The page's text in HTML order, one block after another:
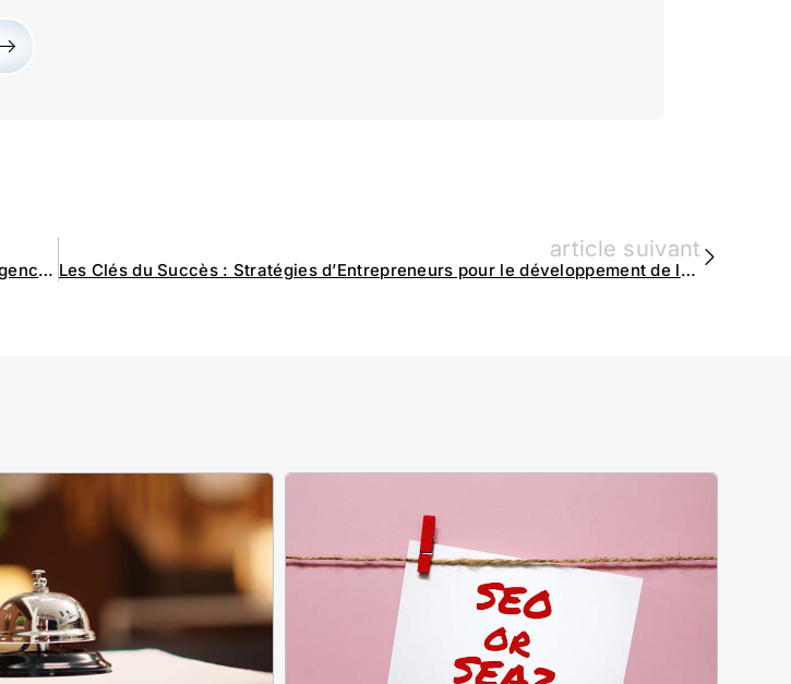
Des Solutions Créatives pour Propulser Votre Entreprise au Sommet | Agence Omartin Marketing
article suivant
Les Clés du Succès : Stratégies d’Entrepreneurs pour le développement de leur Entreprise